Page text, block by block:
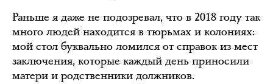
Раньше я даже не подозревал, что в 2018 году так
много людей находится в тюрьмах и колониях:
мой стол буквально ломился от справок из мест
заключения, которые каждый день приносили
матери и родственники должников.